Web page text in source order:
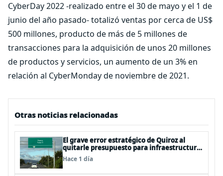
CyberDay 2022 -realizado entre el 30 de mayo y el 1 de
junio del año pasado- totalizó ventas por cerca de US$
500 millones, producto de más de 5 millones de
transacciones para la adquisición de unos 20 millones
de productos y servicios, un aumento de un 3% en
relación al CyberMonday de noviembre de 2021.
Otras noticias relacionadas
El grave error estratégico de Quiroz al
quitarle presupuesto para infraestructura
vial del Biobío
Hace 1 día